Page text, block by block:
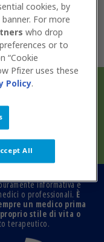
con
informativa e
o professionali. È
un medico prima
stile di vita o
terapeutico.
consiglio o
qualunque
vitao
del
sanitario
su
questo sito è
cookies, by
For more
who drop
or to
“Cookie
Pfizer uses these
Policy.
All